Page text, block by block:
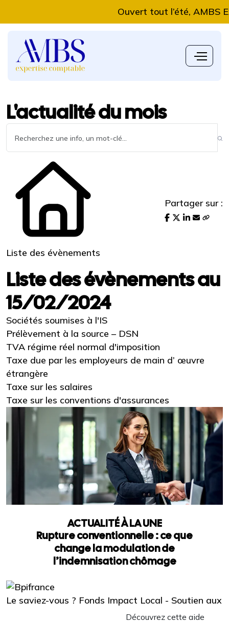
Ouvert tout l’été, AMBS
L'actualité du mois
Liste des évènements
Partager sur :
Liste des évènements au
15/02/2024
Sociétés soumises à l'IS
Prélèvement à la source – DSN
TVA régime réel normal d'imposition
Taxe due par les employeurs de main d’ œuvre
étrangère
Taxe sur les salaires
Taxe sur les conventions d'assurances
ACTUALITÉ À LA UNE
Rupture conventionnelle : ce que
change la modulation de
l’indemnisation chômage
Le saviez-vous ? Fonds Impact Local - Soutien aux
Découvrez cette aide